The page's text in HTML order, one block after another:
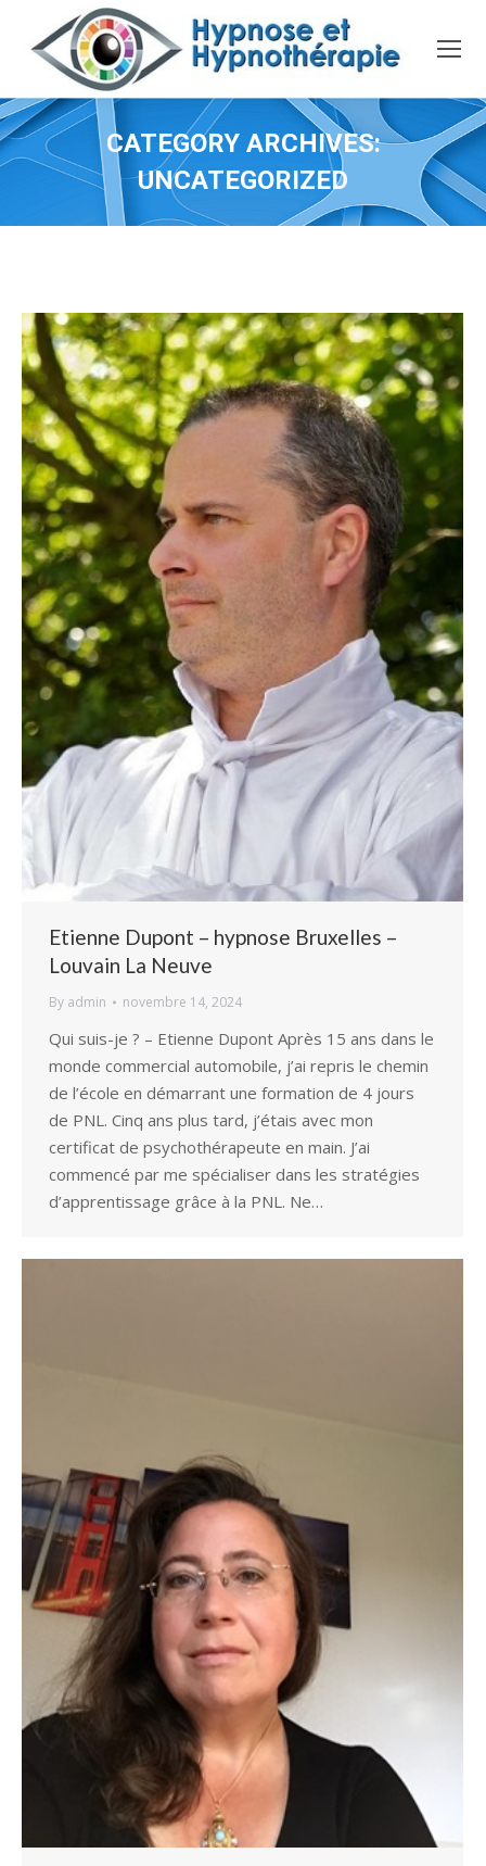
CATEGORY ARCHIVES:
UNCATEGORIZED
Etienne Dupont – hypnose Bruxelles –
Louvain La Neuve
By admin novembre 14, 2024
Qui suis-je ? – Etienne Dupont Après 15 ans dans le
monde commercial automobile, j’ai repris le chemin
de l’école en démarrant une formation de 4 jours
de PNL. Cinq ans plus tard, j’étais avec mon
certificat de psychothérapeute en main. J’ai
commencé par me spécialiser dans les stratégies
d’apprentissage grâce à la PNL. Ne…